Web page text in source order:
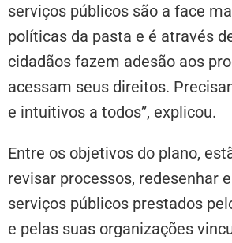
serviços públicos são a face
políticas da pasta e é através
cidadãos fazem adesão aos
acessam seus direitos.
e intuitivos a todos”, explicou.
Entre os objetivos do plano,
revisar processos, redesenhar
serviços públicos prestados
e pelas suas organizações